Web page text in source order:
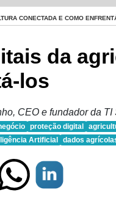
CONECTADA E COMO
da
los
CEO e fundador da TI
proteção digital
Artificial dados